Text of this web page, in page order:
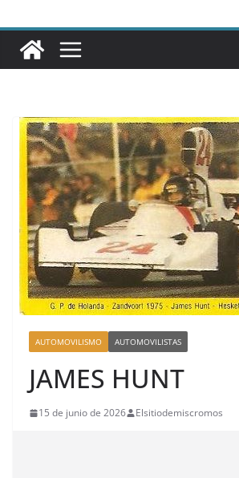
AUTOMOVILISMO AUTOMOVILISTAS
JAMES HUNT
15 de junio de 2026 Elsitiodemiscromos